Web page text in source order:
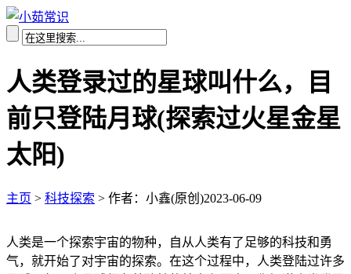
人类登录过的星球叫什么，目
前只登陆月球(探索过火星金星
太阳)
主页 > 科技探索 > 作者：小鑫(原创)2023-06-09
人类是一个探索宇宙的物种，自从人类有了足够的科技和勇
气，就开始了对宇宙的探索。在这个过程中，人类登陆过许多